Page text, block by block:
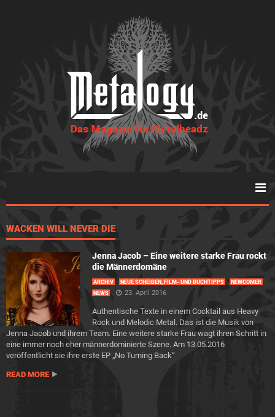
WACKEN WILL NEVER DIE
Jenna Jacob – Eine weitere starke Frau rockt
die Männerdomäne
ARCHIV NEUE SCHEIBEN, FILM- UND BUCHTIPPS
NEWCOMER
NEWS
23. April 2016
Authentische Texte in einem Cocktail aus Heavy
Rock und Melodic Metal. Das ist die Musik von
Jenna Jacob und ihrem Team. Eine weitere starke Frau wagt ihren Schritt in
eine immer noch eher männerdominierte Szene. Am 13.05.2016
veröffentlicht sie ihre erste EP „No Turning Back“
READ MORE